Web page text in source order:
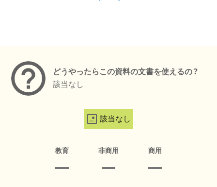
どうやったらこの資料の文書を使えるの？
該当なし
該当なし
教育 非商用 商用